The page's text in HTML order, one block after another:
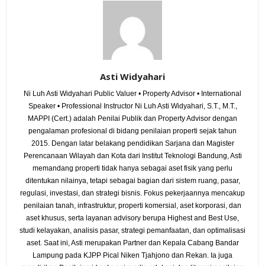
Asti Widyahari
Ni Luh Asti Widyahari Public Valuer • Property Advisor • International
Speaker • Professional Instructor Ni Luh Asti Widyahari, S.T., M.T.,
MAPPI (Cert.) adalah Penilai Publik dan Property Advisor dengan
pengalaman profesional di bidang penilaian properti sejak tahun
2015. Dengan latar belakang pendidikan Sarjana dan Magister
Perencanaan Wilayah dan Kota dari Institut Teknologi Bandung, Asti
memandang properti tidak hanya sebagai aset fisik yang perlu
ditentukan nilainya, tetapi sebagai bagian dari sistem ruang, pasar,
regulasi, investasi, dan strategi bisnis. Fokus pekerjaannya mencakup
penilaian tanah, infrastruktur, properti komersial, aset korporasi, dan
aset khusus, serta layanan advisory berupa Highest and Best Use,
studi kelayakan, analisis pasar, strategi pemanfaatan, dan optimalisasi
aset. Saat ini, Asti merupakan Partner dan Kepala Cabang Bandar
Lampung pada KJPP Pical Niken Tjahjono dan Rekan. Ia juga